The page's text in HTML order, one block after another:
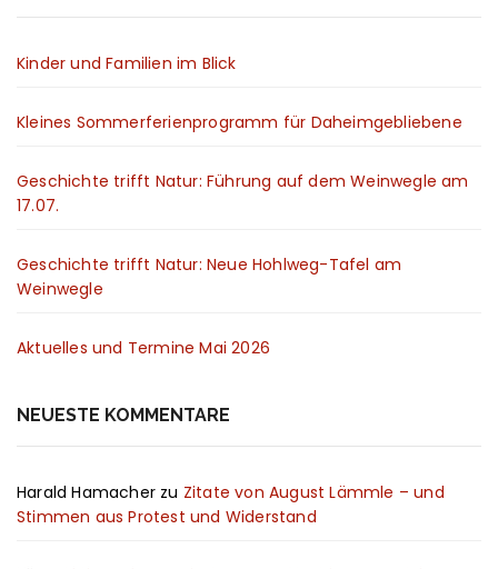
Kinder und Familien im Blick
Kleines Sommerferienprogramm für Daheimgebliebene
Geschichte trifft Natur: Führung auf dem Weinwegle am
17.07.
Geschichte trifft Natur: Neue Hohlweg-Tafel am
Weinwegle
Aktuelles und Termine Mai 2026
NEUESTE KOMMENTARE
Harald Hamacher zu Zitate von August Lämmle – und
Stimmen aus Protest und Widerstand